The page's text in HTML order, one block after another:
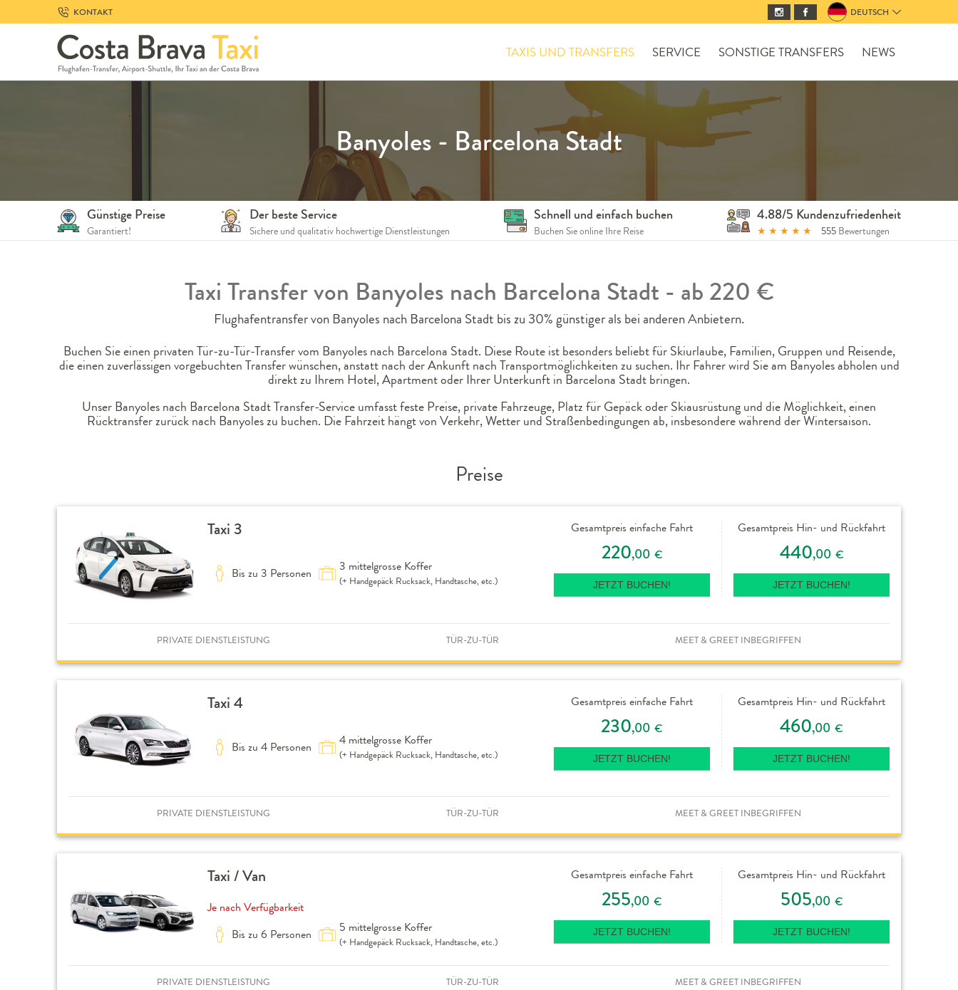
to
content
KONTAKT DEUTSCH
TAXIS UND TRANSFERS SERVICE SONSTIGE TRANSFERS NEWS
Günstige Preise
Garantiert!
Der beste Service
Sichere und qualitativ hochwertige Dienstleistungen
Schnell und einfach buchen
Buchen Sie online Ihre Reise
4.88/5 Kundenzufriedenheit
★ ★ ★ ★ ★ 555 Bewertungen
Banyoles - Barcelona Stadt
Taxi Transfer von Banyoles nach Barcelona Stadt - ab 220 €
Flughafentransfer von Banyoles nach Barcelona Stadt bis zu 30% günstiger als bei anderen Anbietern.
Buchen Sie einen privaten Tür-zu-Tür-Transfer vom Banyoles nach Barcelona Stadt. Diese Route ist besonders beliebt für Skiurlaube, Familien, Gruppen und Reisende,
die einen zuverlässigen vorgebuchten Transfer wünschen, anstatt nach der Ankunft nach Transportmöglichkeiten zu suchen. Ihr Fahrer wird Sie am Banyoles abholen und
direkt zu Ihrem Hotel, Apartment oder Ihrer Unterkunft in Barcelona Stadt bringen.
Unser Banyoles nach Barcelona Stadt Transfer-Service umfasst feste Preise, private Fahrzeuge, Platz für Gepäck oder Skiausrüstung und die Möglichkeit, einen
Rücktransfer zurück nach Banyoles zu buchen. Die Fahrzeit hängt von Verkehr, Wetter und Straßenbedingungen ab, insbesondere während der Wintersaison.
Preise
Taxi 3
Bis zu 3 Personen 3 mittelgrosse Koffer
(+ Handgepäck Rucksack, Handtasche, etc.)
Gesamtpreis einfache Fahrt
220,00 €
JETZT BUCHEN!
Gesamtpreis Hin- und Rückfahrt
440,00 €
JETZT BUCHEN!
PRIVATE DIENSTLEISTUNG TÜR-ZU-TÜR MEET & GREET INBEGRIFFEN
Taxi 4
Bis zu 4 Personen 4 mittelgrosse Koffer
(+ Handgepäck Rucksack, Handtasche, etc.)
Gesamtpreis einfache Fahrt
230,00 €
JETZT BUCHEN!
Gesamtpreis Hin- und Rückfahrt
460,00 €
JETZT BUCHEN!
PRIVATE DIENSTLEISTUNG TÜR-ZU-TÜR MEET & GREET INBEGRIFFEN
Taxi / Van
Je nach Verfügbarkeit
Bis zu 6 Personen
5 mittelgrosse Koffer
(+ Handgepäck Rucksack, Handtasche, etc.)
Gesamtpreis einfache Fahrt
255,00 €
JETZT BUCHEN!
Gesamtpreis Hin- und Rückfahrt
505,00 €
JETZT BUCHEN!
PRIVATE DIENSTLEISTUNG TÜR-ZU-TÜR MEET & GREET INBEGRIFFEN